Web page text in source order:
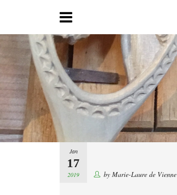
Jan
17
2019 by Marie-Laure de Vienne